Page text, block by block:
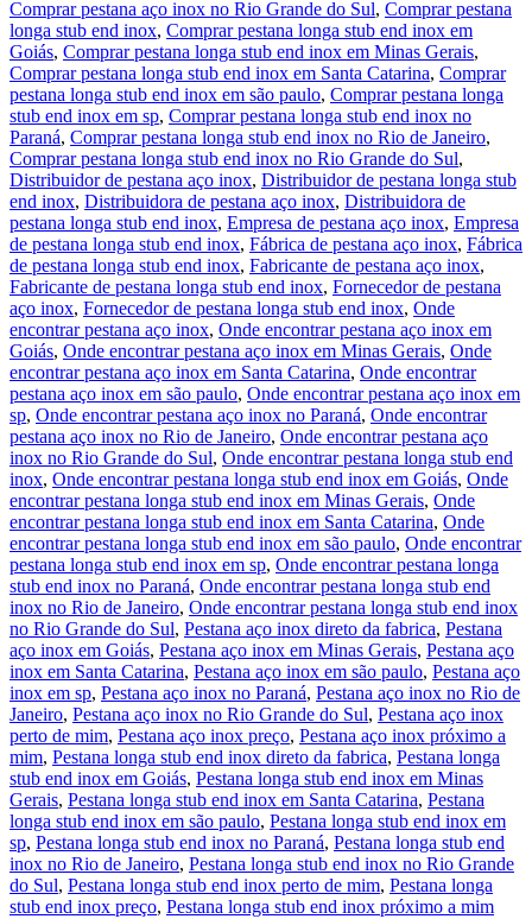
Comprar pestana aço inox no Rio Grande do Sul, Comprar pestana
longa stub end inox, Comprar pestana longa stub end inox em
Goiás, Comprar pestana longa stub end inox em Minas Gerais,
Comprar pestana longa stub end inox em Santa Catarina, Comprar
pestana longa stub end inox em são paulo, Comprar pestana longa
stub end inox em sp, Comprar pestana longa stub end inox no
Paraná, Comprar pestana longa stub end inox no Rio de Janeiro,
Comprar pestana longa stub end inox no Rio Grande do Sul,
Distribuidor de pestana aço inox, Distribuidor de pestana longa stub
end inox, Distribuidora de pestana aço inox, Distribuidora de
pestana longa stub end inox, Empresa de pestana aço inox, Empresa
de pestana longa stub end inox, Fábrica de pestana aço inox, Fábrica
de pestana longa stub end inox, Fabricante de pestana aço inox,
Fabricante de pestana longa stub end inox, Fornecedor de pestana
aço inox, Fornecedor de pestana longa stub end inox, Onde
encontrar pestana aço inox, Onde encontrar pestana aço inox em
Goiás, Onde encontrar pestana aço inox em Minas Gerais, Onde
encontrar pestana aço inox em Santa Catarina, Onde encontrar
pestana aço inox em são paulo, Onde encontrar pestana aço inox em
sp, Onde encontrar pestana aço inox no Paraná, Onde encontrar
pestana aço inox no Rio de Janeiro, Onde encontrar pestana aço
inox no Rio Grande do Sul, Onde encontrar pestana longa stub end
inox, Onde encontrar pestana longa stub end inox em Goiás, Onde
encontrar pestana longa stub end inox em Minas Gerais, Onde
encontrar pestana longa stub end inox em Santa Catarina, Onde
encontrar pestana longa stub end inox em são paulo, Onde encontrar
pestana longa stub end inox em sp, Onde encontrar pestana longa
stub end inox no Paraná, Onde encontrar pestana longa stub end
inox no Rio de Janeiro, Onde encontrar pestana longa stub end inox
no Rio Grande do Sul, Pestana aço inox direto da fabrica, Pestana
aço inox em Goiás, Pestana aço inox em Minas Gerais, Pestana aço
inox em Santa Catarina, Pestana aço inox em são paulo, Pestana aço
inox em sp, Pestana aço inox no Paraná, Pestana aço inox no Rio de
Janeiro, Pestana aço inox no Rio Grande do Sul, Pestana aço inox
perto de mim, Pestana aço inox preço, Pestana aço inox próximo a
mim, Pestana longa stub end inox direto da fabrica, Pestana longa
stub end inox em Goiás, Pestana longa stub end inox em Minas
Gerais, Pestana longa stub end inox em Santa Catarina, Pestana
longa stub end inox em são paulo, Pestana longa stub end inox em
sp, Pestana longa stub end inox no Paraná, Pestana longa stub end
inox no Rio de Janeiro, Pestana longa stub end inox no Rio Grande
do Sul, Pestana longa stub end inox perto de mim, Pestana longa
stub end inox preço, Pestana longa stub end inox próximo a mim